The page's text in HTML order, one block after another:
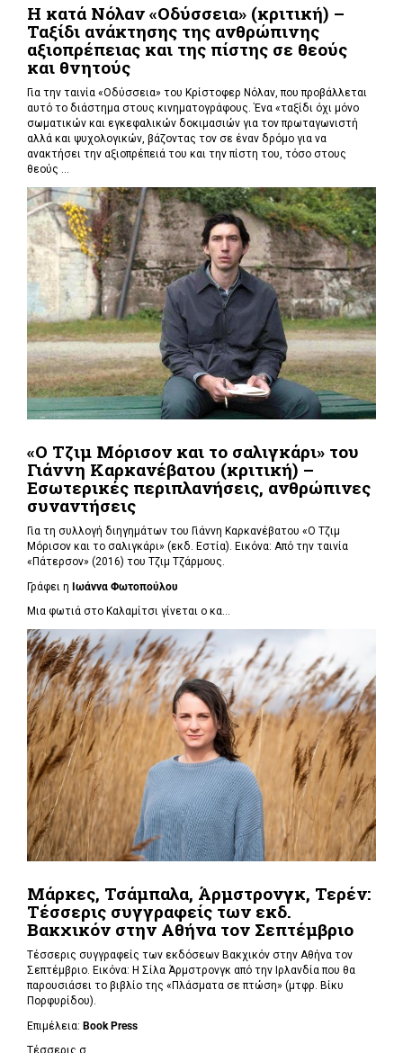
Η κατά Νόλαν «Οδύσσεια» (κριτική) –
Ταξίδι ανάκτησης της ανθρώπινης
αξιοπρέπειας και της πίστης σε θεούς
και θνητούς
Για την ταινία «Οδύσσεια» του Κρίστοφερ Νόλαν,που προβάλλεται
αυτό το διάστημα στους κινηματογράφους. Ένα «ταξίδι όχι μόνο
σωματικών και εγκεφαλικών δοκιμασιών για τον πρωταγωνιστή
αλλά και ψυχολογικών, βάζοντας τον σε έναν δρόμο για να
ανακτήσει την αξιοπρέπειά του και την πίστη του, τόσο στους
θεούς ...
«Ο Τζιμ Μόρισον και το σαλιγκάρι» του
Γιάννη Καρκανέβατου (κριτική) –
Εσωτερικές περιπλανήσεις, ανθρώπινες
συναντήσεις
Για τη συλλογή διηγημάτων του Γιάννη Καρκανέβατου «Ο Τζιμ
Μόρισον και το σαλιγκάρι» (εκδ. Εστία). Εικόνα: Από την ταινία
«Πάτερσον» (2016) του Τζιμ Τζάρμους.
Γράφει η Ιωάννα Φωτοπούλου
Μια φωτιά στο Καλαμίτσι γίνεται ο κα...
Μάρκες, Τσάμπαλα, Άρμστρονγκ, Τερέν:
Τέσσερις συγγραφείς των εκδ.
Βακχικόν στην Αθήνα τον Σεπτέμβριο
Τέσσερις συγγραφείς των εκδόσεων Βακχικόν στην Αθήνα τον
Σεπτέμβριο. Εικόνα: Η Σίλα Άρμστρονγκ από την Ιρλανδία που θα
παρουσιάσει το βιβλίο της «Πλάσματα σε πτώση» (μτφρ. Βίκυ
Πορφυρίδου).
Επιμέλεια: Book Press